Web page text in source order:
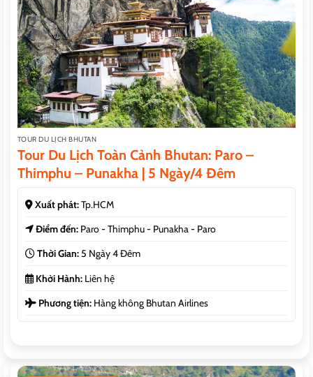
TOUR DU LỊCH BHUTAN
Tour Du Lịch Toàn Cảnh Bhutan: Paro –
Thimphu – Punakha | 5 Ngày/4 Đêm
Xuất phát:Tp.HCM
Điểm đến:Paro - Thimphu - Punakha - Paro
Thời Gian:5 Ngày 4 Đêm
Khởi Hành:Liên hệ
Phương tiện:Hàng không Bhutan Airlines